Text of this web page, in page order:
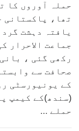
حملہ آوروں کا
تھا، پاکستانی
یافتہ دہشت
رکھی گئی ،
صحافت سے
کے یونیورسٹی
(سندھ)کے کیمپ
حملے ...